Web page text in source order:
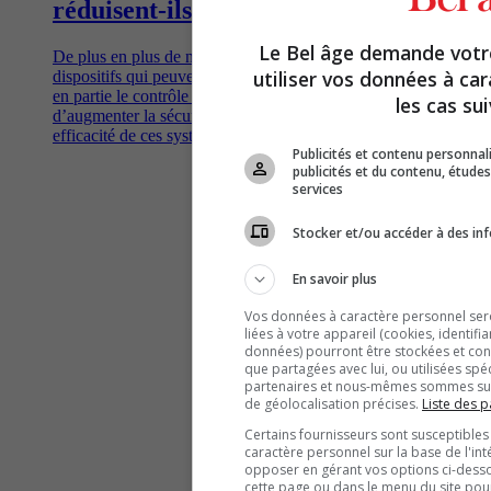
réduisent-ils vraiment les accidents?
De plus en plus de nouvelles voitures sont équipées de
dispositifs qui peuvent alerter le conducteur et même prendre
en partie le contrôle à sa place, théoriquement dans le but
d’augmenter la sécurité sur les routes. Qu'en est-il de la réelle
efficacité de ces systèmes?
Le Bel âge demande
utiliser vos données à
les cas
Publicités et contenu
publicités et du contenu,
services
Stocker et/ou accéder à des
En savoir plus
Vos données à caractère personnel
liées à votre appareil (cookies,
données) pourront être stockées et
que partagées avec lui, ou utilisées
partenaires et nous-mêmes sommes
de géolocalisation précises. Liste des
Certains fournisseurs sont
caractère personnel sur la base de
opposer en gérant vos options ci-
cette page ou dans le menu du site